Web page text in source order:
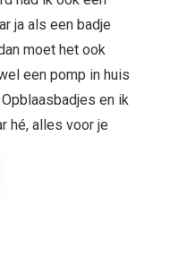
ja als een badje
moet het ook
een pomp in huis
en ik
hé, alles voor je